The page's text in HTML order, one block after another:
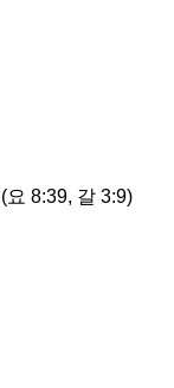
요 8:39, 갈 3:9)